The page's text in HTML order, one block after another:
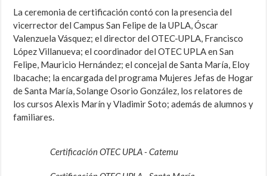
La ceremonia de certificación contó con la presencia del
vicerrector del Campus San Felipe de la UPLA, Óscar
Valenzuela Vásquez; el director del OTEC-UPLA, Francisco
López Villanueva; el coordinador del OTEC UPLA en San
Felipe, Mauricio Hernández; el concejal de Santa María, Eloy
Ibacache; la encargada del programa Mujeres Jefas de Hogar
de Santa María, Solange Osorio González, los relatores de
los cursos Alexis Marín y Vladimir Soto; además de alumnos y
familiares.
Certificación OTEC UPLA - Catemu